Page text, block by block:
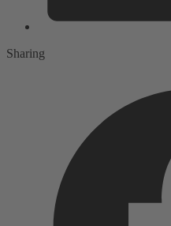
Sharing